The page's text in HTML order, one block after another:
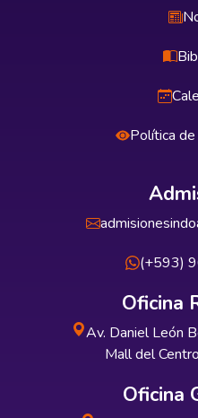
Política
(+593)
Oficina
Av. Daniel León
Mall del
Oficina